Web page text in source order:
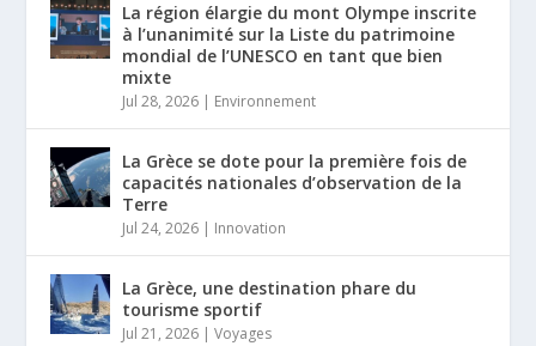
La région élargie du mont Olympe inscrite
à l’unanimité sur la Liste du patrimoine
mondial de l’UNESCO en tant que bien
mixte
Jul 28, 2026 | Environnement
La Grèce se dote pour la première fois de
capacités nationales d’observation de la
Terre
Jul 24, 2026 | Innovation
La Grèce, une destination phare du
tourisme sportif
Jul 21, 2026 |Voyages